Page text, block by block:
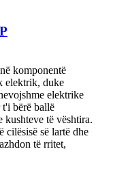
komponentë
elektrik, duke
elektrike
t'i bërë ballë
kushteve të vështira.
cilësisë së lartë dhe
të rritet,